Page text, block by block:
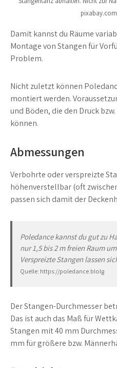
Damit kannst du Räume
Montage von Stangen für
Problem.
Nicht zuletzt können
montiert werden.
und Böden, die den Druck
können.
Abmessungen
Verbohrte oder verspreizte
höhenverstellbar (oft
passen sich damit der
Poledance kannst du gut zu
nur 1,5 bis 2 m freien Raum
Verspreizte Stangen lassen
Quelle: https://poledance.blolg
Der Stangen-Durchmesser
Das ist auch das Maß für
Stangen mit 40 mm
mm für größere bzw.